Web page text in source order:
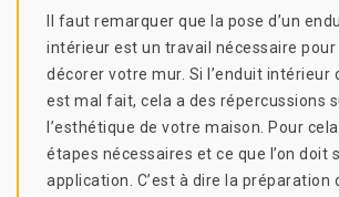
Il faut remarquer que la pose d’un
intérieur est un travail nécessaire
décorer votre mur. Si l’enduit intérieur
est mal fait, cela a des répercussions
l’esthétique de votre maison. Pour
étapes nécessaires et ce que l’on doit
application. C’est à dire la préparation